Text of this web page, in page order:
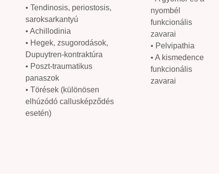
• Tendinosis, periostosis,
saroksarkantyú
• Achillodinia
• Hegek, zsugorodások,
Dupuytren-kontraktúra
• Poszt-traumatikus
panaszok
• Törések (különösen
elhúzódó callusképződés
esetén)
nyombél
funkcionális
zavarai
• Pelvipathia
• A kismedence
funkcionális
zavarai